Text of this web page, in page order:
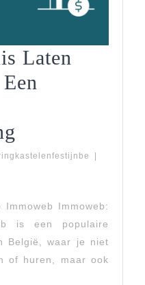
Laten
Huis
Schatten
Voor
Een
|
Immoweb:
is een populaire
België, waar je niet
of huren, maar ook